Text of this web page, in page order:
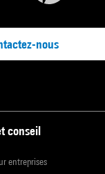
nous
conseil
entreprises